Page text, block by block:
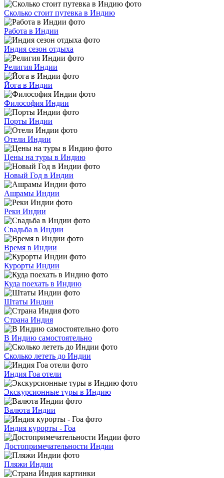
Сколько стоит путевка в Индию
Работа в Индии
Индия сезон отдыха
Религия Индии
Йога в Индии
Философия Индии
Порты Индии
Отели Индии
Цены на туры в Индию
Новый Год в Индии
Ашрамы Индии
Реки Индии
Свадьба в Индии
Время в Индии
Курорты Индии
Куда поехать в Индию
Штаты Индии
Страна Индия
В Индию самостоятельно
Сколько лететь до Индии
Индия Гоа отели
Экскурсионные туры в Индию
Валюта Индии
Индия курорты - Гоа
Достопримечательности Индии
Пляжи Индии